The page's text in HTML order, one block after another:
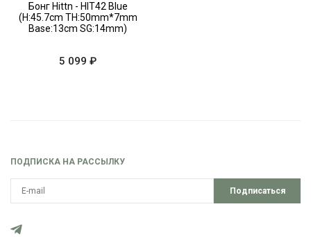
Бонг Hittn - HIT42 Blue
(H:45.7cm TH:50mm*7mm
Base:13cm SG:14mm)
5 099 ₽
ПОДПИСКА НА РАССЫЛКУ
Подписаться